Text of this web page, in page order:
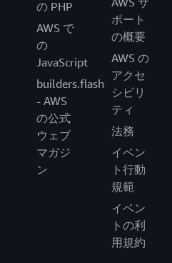
の PHP
AWS で
の
JavaScript
builders.flash
- AWS
の公式
ウェブ
マガジ
ン
ポート
の概要
AWS の
アクセ
シビリ
ティ
法務
イベン
ト行動
規範
イベン
トの利
用規約